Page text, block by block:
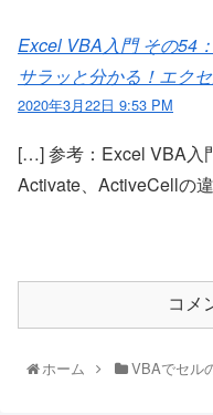
Excel VBA入門 その54
サラッと分かる！エク
2020年3月22日 9:53 PM
[…] 参考：Excel VBA入
Activate、ActiveCellの
コメ
ホーム VBAでセル